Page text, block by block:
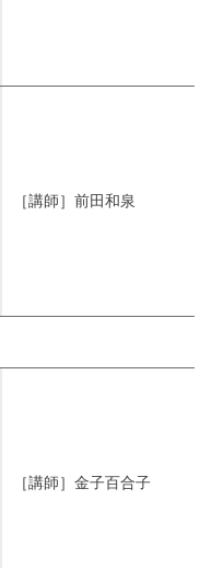
［講師］前田和泉
［講師］金子百合子